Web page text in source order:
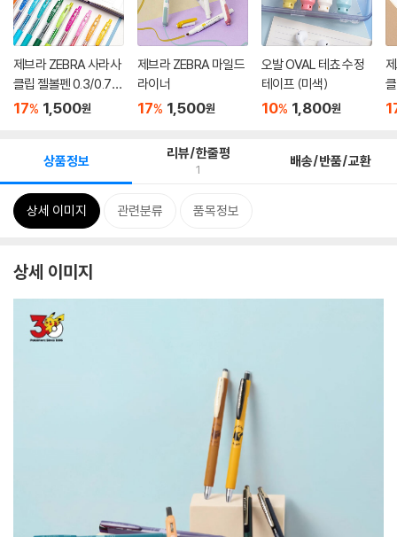
제브라 ZEBRA 사라사
클립 젤볼펜 0.3/0.7m
m
17% 1,500원
제브라 ZEBRA 마일드
라이너
17% 1,500원
오발 OVAL 테쵸 수정
테이프 (미색)
10% 1,800원
상품정보 리뷰/한줄평
1 배송/반품/교환
상세 이미지 관련분류 품목정보
상세 이미지